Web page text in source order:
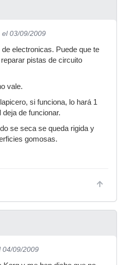
el 03/09/2009
electronicas. Puede que te
pistas de circuito
vale.
si funciona, lo hará 1
de funcionar.
se seca se queda rigida y
gomosas.
04/09/2009